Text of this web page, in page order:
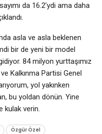
da 16.2’ydi ama daha
asla ve asla beklenen
bir de yeni bir model
84 milyon yurttaşımız
Kalkınma Partisi Genel
yol yakınken
bu yoldan dönün. Yine
kulak verin.
Özgür Özel